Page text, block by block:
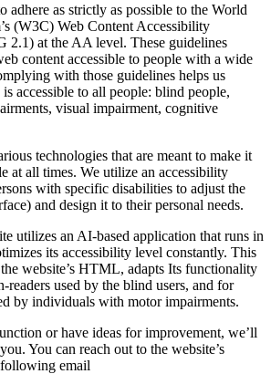
as strictly as possible to the World
(W3C) Web Content Accessibility
2.1) at the AA level. These guidelines
content accessible to people with a wide
with those guidelines helps us
accessible to all people: blind people,
visual impairment, cognitive
technologies that are meant to make it
at all times. We utilize an accessibility
with specific disabilities to adjust the
and design it to their personal needs.
utilizes an AI-based application that runs in
its accessibility level constantly. This
website’s HTML, adapts Its functionality
readers used by the blind users, and for
by individuals with motor impairments.
or have ideas for improvement, we’ll
You can reach out to the website’s
email